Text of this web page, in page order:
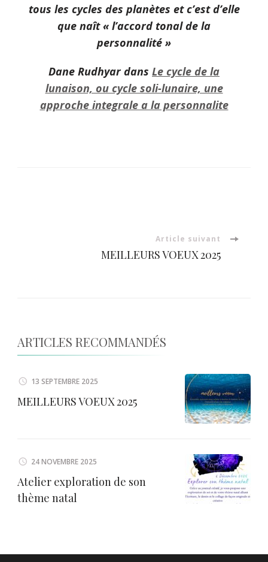
tous les cycles des planètes et c’est d’elle
que naît « l’accord tonal de la
personnalité »
Dane Rudhyar dans Le cycle de la
lunaison, ou cycle soli-lunaire, une
approche integrale a la personnalite
d'article
Article suivant
MEILLEURS VOEUX 2025
ARTICLES RECOMMANDÉS
13 SEPTEMBRE 2025
MEILLEURS VOEUX 2025
24 NOVEMBRE 2025
Atelier exploration de son
thème natal